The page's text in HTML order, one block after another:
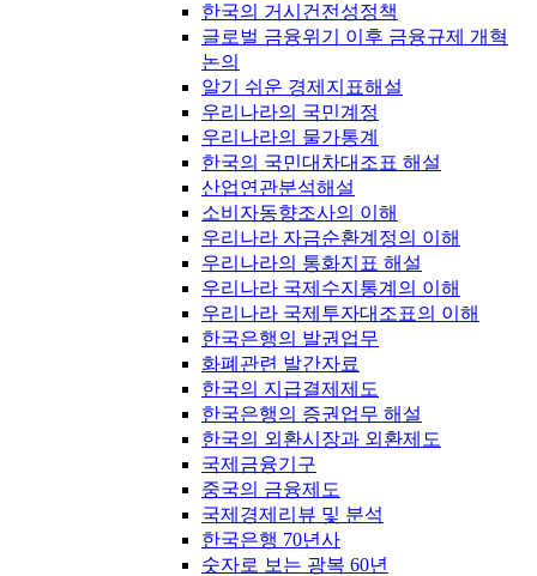
한국의 거시건전성정책
글로벌 금융위기 이후 금융규제 개혁
논의
알기 쉬운 경제지표해설
우리나라의 국민계정
우리나라의 물가통계
한국의 국민대차대조표 해설
산업연관분석해설
소비자동향조사의 이해
우리나라 자금순환계정의 이해
우리나라의 통화지표 해설
우리나라 국제수지통계의 이해
우리나라 국제투자대조표의 이해
한국은행의 발권업무
화폐관련 발간자료
한국의 지급결제제도
한국은행의 증권업무 해설
한국의 외환시장과 외환제도
국제금융기구
중국의 금융제도
국제경제리뷰 및 분석
한국은행 70년사
숫자로 보는 광복 60년